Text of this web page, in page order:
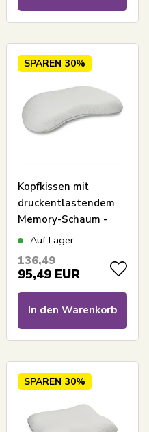
SPAREN 30%
Kopfkissen mit
druckentlastendem
Memory-Schaum -
Relaxy Moon Kissen
Auf Lager
136,49
95,49 EUR
In den Warenkorb
SPAREN 30%